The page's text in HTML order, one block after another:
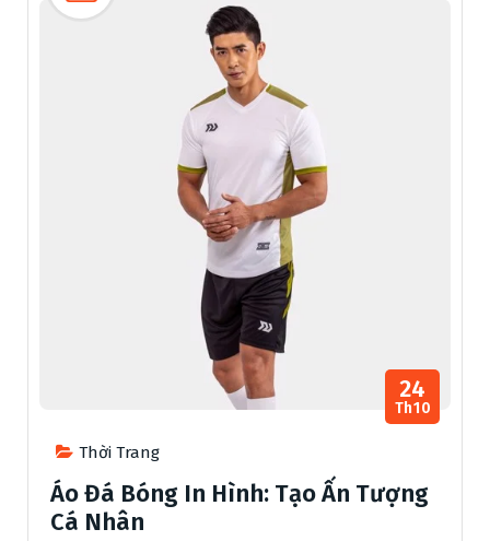
Thời Trang
24
Th10
Áo Đá Bóng In Hình: Tạo Ấn Tượng
Cá Nhân